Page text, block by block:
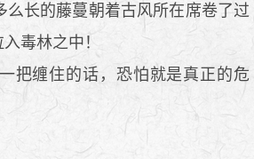
长的藤蔓朝着古风所在席卷了过
毒林之中！
把缠住的话，恐怕就是真正的危